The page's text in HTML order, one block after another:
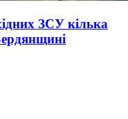
ЗСУ кілька